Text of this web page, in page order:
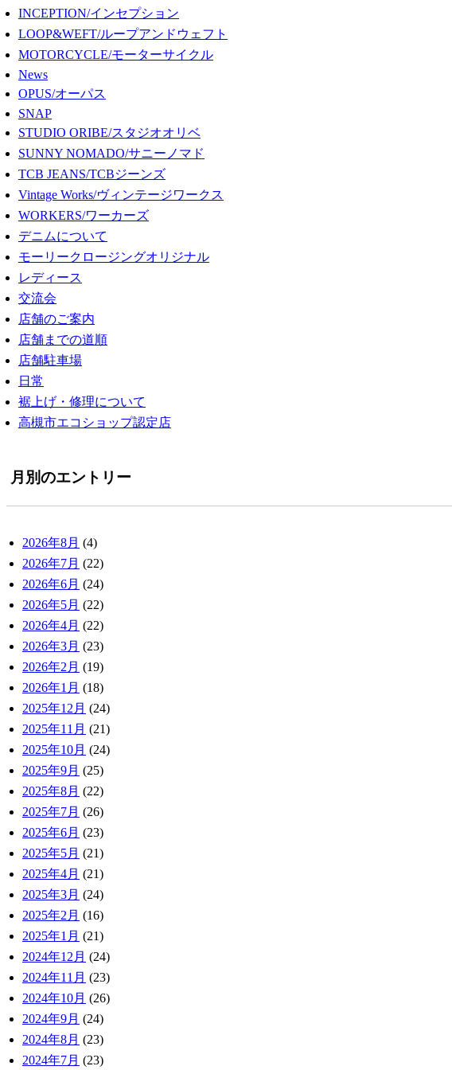
INCEPTION/インセプション
LOOP&WEFT/ループアンドウェフト
MOTORCYCLE/モーターサイクル
News
OPUS/オーパス
SNAP
STUDIO ORIBE/スタジオオリベ
SUNNY NOMADO/サニーノマド
TCB JEANS/TCBジーンズ
Vintage Works/ヴィンテージワークス
WORKERS/ワーカーズ
デニムについて
モーリークロージングオリジナル
レディース
交流会
店舗のご案内
店舗までの道順
店舗駐車場
日常
裾上げ・修理について
高槻市エコショップ認定店
月別のエントリー
2026年8月 (4)
2026年7月 (22)
2026年6月 (24)
2026年5月 (22)
2026年4月 (22)
2026年3月 (23)
2026年2月 (19)
2026年1月 (18)
2025年12月 (24)
2025年11月 (21)
2025年10月 (24)
2025年9月 (25)
2025年8月 (22)
2025年7月 (26)
2025年6月 (23)
2025年5月 (21)
2025年4月 (21)
2025年3月 (24)
2025年2月 (16)
2025年1月 (21)
2024年12月 (24)
2024年11月 (23)
2024年10月 (26)
2024年9月 (24)
2024年8月 (23)
2024年7月 (23)